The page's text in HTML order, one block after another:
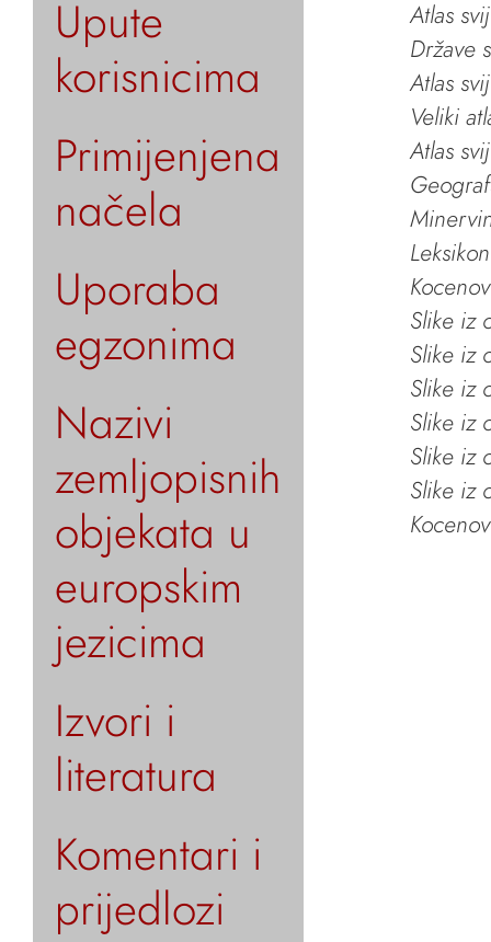
Upute
korisnicima
Primijenjena
načela
Uporaba
egzonima
Nazivi
zemljopisnih
objekata u
europskim
jezicima
Izvori i
literatura
Komentari i
prijedlozi
Atlas
Države
Atlas
Veliki
Atlas
Slike iz
Slike iz
Slike iz
Slike iz
Slike iz
Slike iz